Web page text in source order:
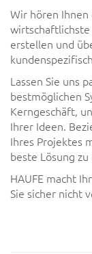
Wir hören Ihnen
wirtschaftlichste
erstellen und
Lassen Sie uns
bestmöglichen
Kerngeschäft,
Ihrer Ideen.
Ihres Projektes
beste Lösung
HAUFE macht
Sie sicher nicht